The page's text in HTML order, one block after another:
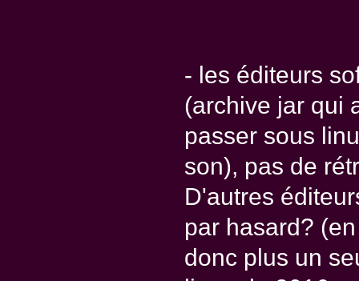
- les éditeurs
(archive jar qui
passer sous
son), pas de
D'autres
par hasard?
donc plus un